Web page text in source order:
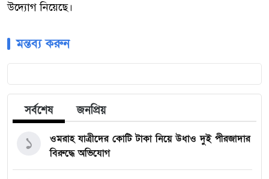
উদ্যোগ নিয়েছে।
মন্তব্য করুন
সর্বশেষ জনপ্রিয়
ওমরাহ যাত্রীদের কোটি টাকা নিয়ে উধাও দুই পীরজাদার
বিরুদ্ধে অভিযোগ
১